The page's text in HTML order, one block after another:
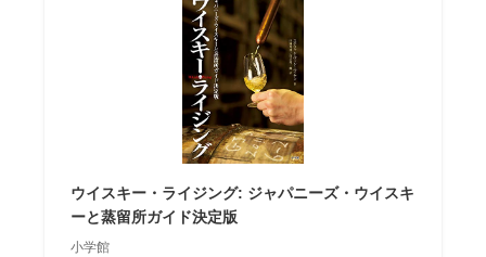
ウイスキー・ライジング: ジャパニーズ・ウイスキ
ーと蒸留所ガイド決定版
小学館